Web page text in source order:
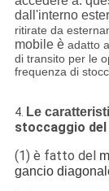
dall'interno
ritirate da
mobile èadatto
di transito per le
frequenza di
4. Le
stoccaggio
(1) è fatto del
gancio